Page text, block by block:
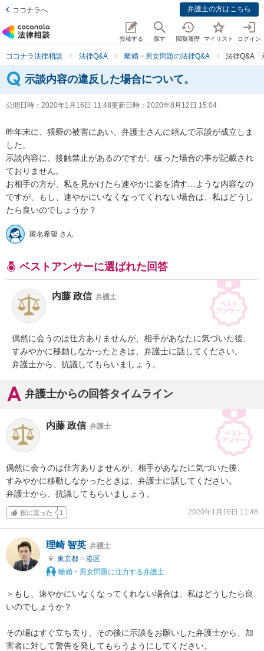
ココナラへ 弁護士の方はこちら
投稿する 探す 閲覧履歴 マイリスト ログイン
ココナラ法律相談 法律Q&A 離婚・男女問題の法律Q&A 法律Q&A「
示談内容の違反した場合について。
公開日時： 2020年1月16日 11:48更新日時： 2020年8月12日 15:04
昨年末に、猥褻の被害にあい、弁護士さんに頼んで示談が成立しま
した。
示談内容に、接触禁止があるのですが、破った場合の事が記載され
ておりません。
お相手の方が、私を見かけたら速やかに姿を消す…ような内容なの
ですが、もし、速やかにいなくなってくれない場合は、私はどうし
たら良いのでしょうか？
匿名希望 さん
ベストアンサーに選ばれた回答
内藤 政信 弁護士
偶然に会うのは仕方ありませんが、相手があなたに気づいた後、
すみやかに移動しなかったときは、弁護士に話してください。
弁護士から、抗議してもらいましょう。
弁護士からの回答タイムライン
内藤 政信 弁護士
偶然に会うのは仕方ありませんが、相手があなたに気づいた後、
すみやかに移動しなかったときは、弁護士に話してください。
弁護士から、抗議してもらいましょう。
役に立った 1 2020年1月16日 11:48
理崎 智英 弁護士
東京都 > 港区
離婚・男女問題に注力する弁護士
＞もし、速やかにいなくなってくれない場合は、私はどうしたら良
いのでしょうか？
その場はすぐ立ち去り、その後に示談をお願いした弁護士から、加
害者に対して警告を発してもらうようにしてください。